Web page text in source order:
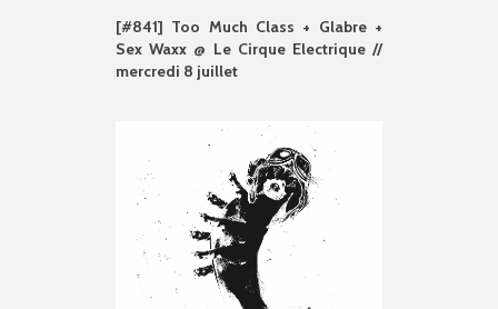
[#841] Too Much Class + Glabre +
Sex Waxx @ Le Cirque Electrique //
mercredi 8 juillet